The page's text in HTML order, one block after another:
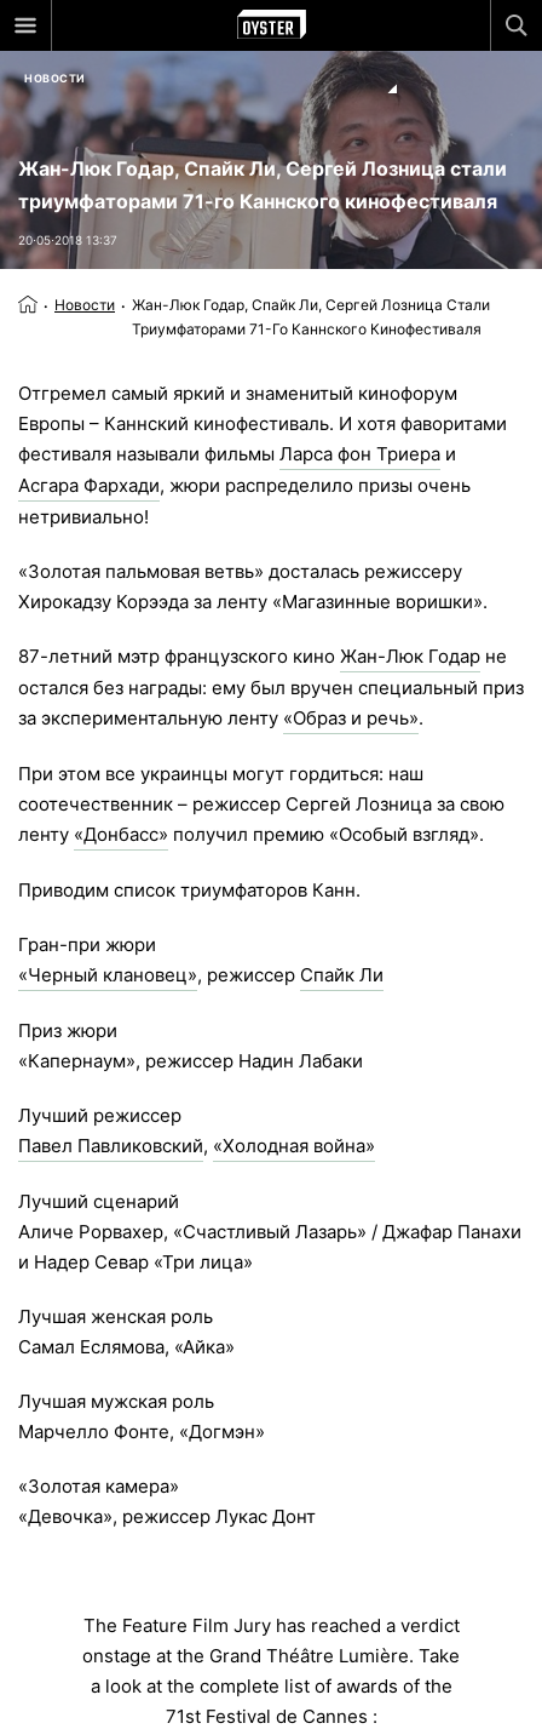
НОВОСТИ
Жан-Люк Годар, Спайк Ли, Сергей Лозница стали
триумфаторами 71-го Каннского кинофестиваля
20⋅05⋅2018 13:37
Новости
Жан-Люк Годар, Спайк Ли, Сергей Лозница Стали
Триумфаторами 71-Го Каннского Кинофестиваля
Отгремел самый яркий и знаменитый кинофорум
Европы – Каннский кинофестиваль. И хотя фаворитами
фестиваля называли фильмы Ларса фон Триера и
Асгара Фархади, жюри распределило призы очень
нетривиально!
«Золотая пальмовая ветвь» досталась режиссеру
Хирокадзу Корээда за ленту «Магазинные воришки».
87-летний мэтр французского кино Жан-Люк Годар не
остался без награды: ему был вручен специальный приз
за экспериментальную ленту «Образ и речь».
При этом все украинцы могут гордиться: наш
соотечественник – режиссер Сергей Лозница за свою
ленту «Донбасс» получил премию «Особый взгляд».
Приводим список триумфаторов Канн.
Гран-при жюри
«Черный клановец», режиссер Спайк Ли
Приз жюри
«Капернаум», режиссер Надин Лабаки
Лучший режиссер
Павел Павликовский, «Холодная война»
Лучший сценарий
Аличе Рорвахер, «Счастливый Лазарь» / Джафар Панахи
и Надер Севар «Три лица»
Лучшая женская роль
Самал Еслямова, «Айка»
Лучшая мужская роль
Марчелло Фонте, «Догмэн»
«Золотая камера»
«Девочка», режиссер Лукас Донт
The Feature Film Jury has reached a verdict
onstage at the Grand Théâtre Lumière. Take
a look at the complete list of awards of the
71st Festival de Cannes :